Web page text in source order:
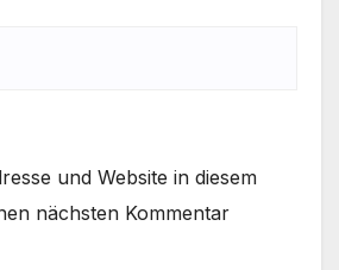
und Website in diesem
nächsten Kommentar